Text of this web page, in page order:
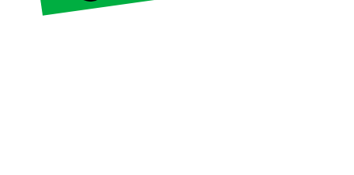
Espace presse